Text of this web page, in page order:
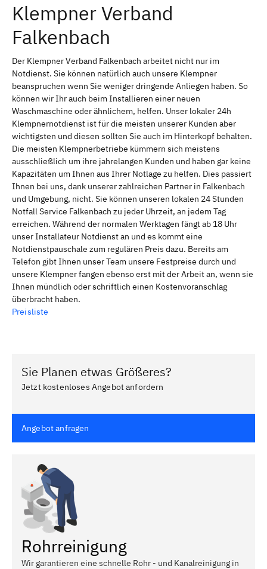
Klempner Verband
Falkenbach
Der Klempner Verband Falkenbach arbeitet nicht nur im
Notdienst. Sie können natürlich auch unsere Klempner
beanspruchen wenn Sie weniger dringende Anliegen haben. So
können wir Ihr auch beim Installieren einer neuen
Waschmaschine oder ähnlichem, helfen. Unser lokaler 24h
Klempnernotdienst ist für die meisten unserer Kunden aber
wichtigsten und diesen sollten Sie auch im Hinterkopf behalten.
Die meisten Klempnerbetriebe kümmern sich meistens
ausschließlich um ihre jahrelangen Kunden und haben gar keine
Kapazitäten um Ihnen aus Ihrer Notlage zu helfen. Dies passiert
Ihnen bei uns, dank unserer zahlreichen Partner in Falkenbach
und Umgebung, nicht. Sie können unseren lokalen 24 Stunden
Notfall Service Falkenbach zu jeder Uhrzeit, an jedem Tag
erreichen. Während der normalen Werktagen fängt ab 18 Uhr
unser Installateur Notdienst an und es kommt eine
Notdienstpauschale zum regulären Preis dazu. Bereits am
Telefon gibt Ihnen unser Team unsere Festpreise durch und
unsere Klempner fangen ebenso erst mit der Arbeit an, wenn sie
Ihnen mündlich oder schriftlich einen Kostenvoranschlag
überbracht haben.
Preisliste
Sie Planen etwas Größeres?
Jetzt kostenloses Angebot anfordern
Angebot anfragen
Rohrreinigung
Wir garantieren eine schnelle Rohr - und Kanalreinigung in